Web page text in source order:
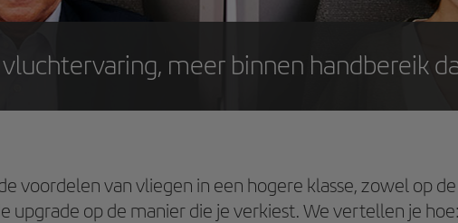
vluchtervaring, meer binnen handbereik
voordelen van vliegen in een hogere klasse, zowel op
upgrade op de manier die je verkiest. We vertellen je hoe: